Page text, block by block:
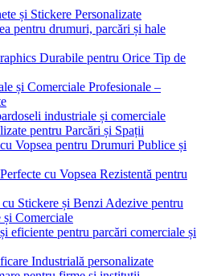
și Stickere Personalizate
pentru drumuri, parcări și hale
Durabile pentru Orice Tip de
și Comerciale Profesionale –
industriale și comerciale
pentru Parcări și Spații
Vopsea pentru Drumuri Publice și
cu Vopsea Rezistentă pentru
Stickere și Benzi Adezive pentru
și Comerciale
eficiente pentru parcări comerciale și
Industrială personalizate